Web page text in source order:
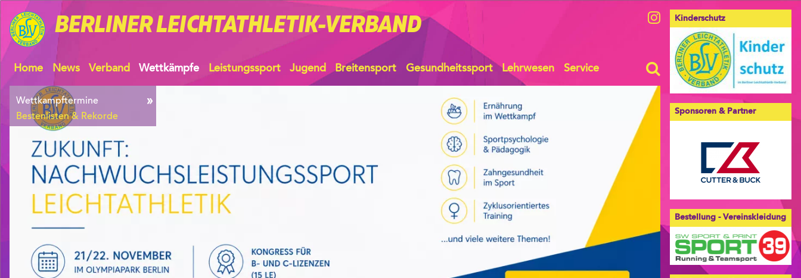
BERLINERLEICHTATHLETIK-VERBAND
Home News Verband Wettkämpfe Leistungssport Jugend Breitensport Gesundheitssport Lehrwesen Service
Wettkampftermine
Bestenlisten & Rekorde
Kinderschutz
Sponsoren & Partner
Bestellung - Vereinskleidung